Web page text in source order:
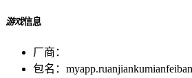
游戏信息
厂商：
包名： myapp.ruanjiankumianfeiban